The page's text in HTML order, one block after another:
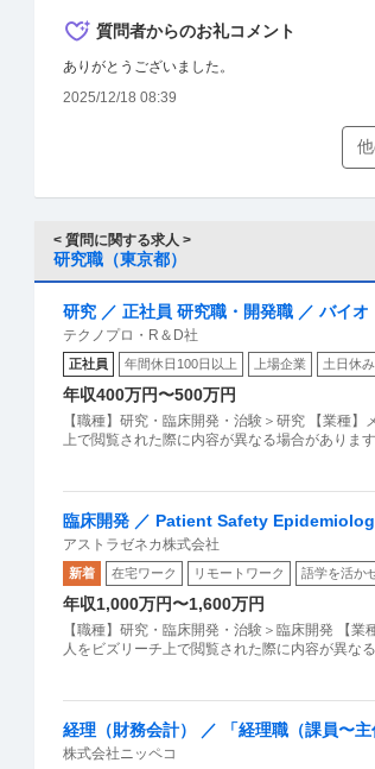
質問者からのお礼コメント
ありがとうございました。
2025/12/18 08:39
< 質問に関する求人 >
研究職（東京都）
研究 ／ 正社員 研究職・開発職 ／ バイオ
テクノプロ・R＆D社
正社員 年間休日100日以上 上場企業 土日休み
年収400万円〜500万円
【職種】研究・臨床開発・治験＞研究 【業種
上で閲覧された際に内容が異なる場合がありま
臨床開発 ／ Patient Safety
アストラゼネカ株式会社
新着 在宅ワーク リモートワーク 語学を活か
年収1,000万円〜1,600万円
【職種】研究・臨床開発・治験＞臨床開発 【
人をビズリーチ上で閲覧された際に内容が異な
経理（財務会計） ／ 「経理職（課員〜
産する化学素材メーカー／業績安定成長
株式会社ニッペコ